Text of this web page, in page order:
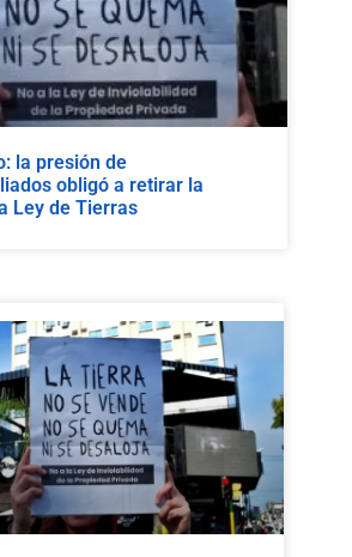
la presión de
obligó a retirar la
Ley de Tierras